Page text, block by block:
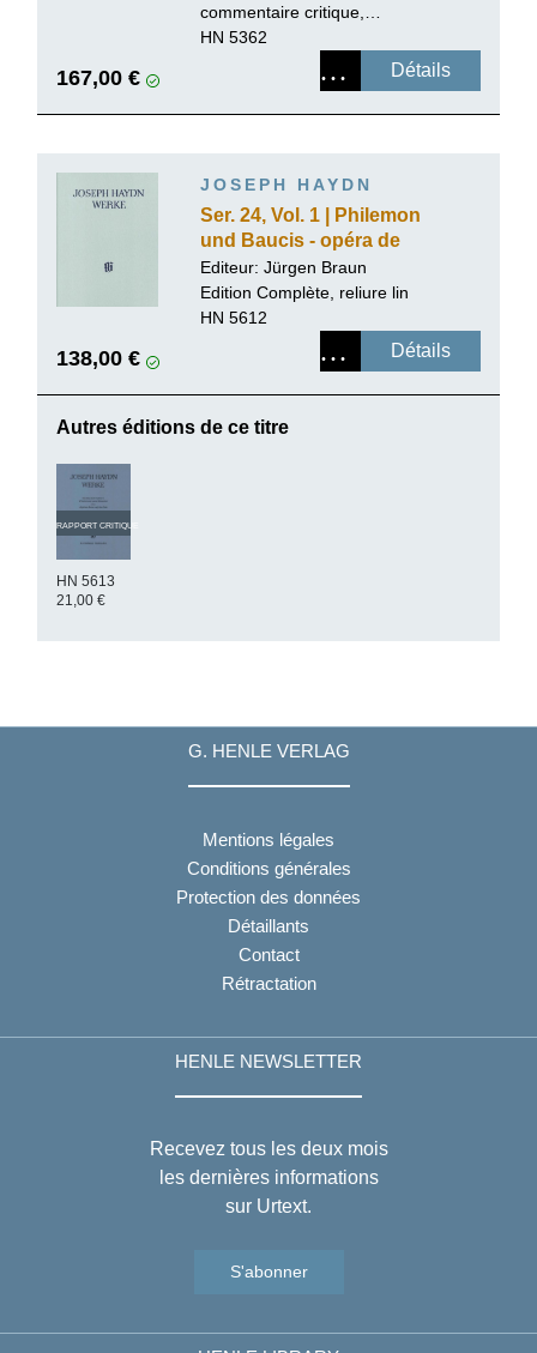
commentaire critique,
reliure lin
HN 5362
167,00 € Détails
JOSEPH HAYDN
Ser. 24, Vol. 1 | Philemon
und Baucis - opéra de
marionnettes allemand
Editeur: Jürgen Braun
Edition Complète, reliure lin
HN 5612
138,00 € Détails
Autres éditions de ce titre
RAPPORT CRITIQUE
HN 5613
21,00 €
G. HENLE VERLAG
Mentions légales
Conditions générales
Protection des données
Détaillants
Contact
Rétractation
HENLE NEWSLETTER
Recevez tous les deux mois
les dernières informations
sur Urtext.
S'abonner